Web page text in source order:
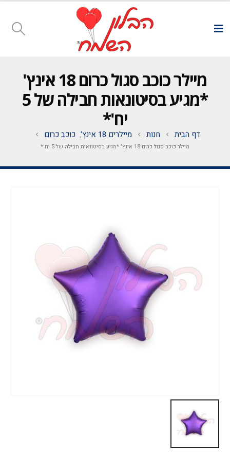
מיילר כוכב סגול כרום 18 אינץ'
*מגיע בסיטונאות חבילה של 5
יח'*
דף הבית חנות מיילרים 18 אינץ' , כוכב כרום
מיילר כוכב סגול כרום 18 אינץ' *מגיע בסיטונאות חבילה של 5 יח'*